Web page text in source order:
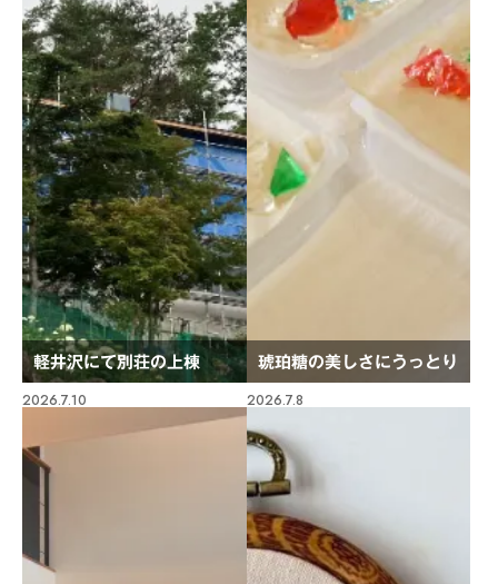
軽井沢にて別荘の上棟 琥珀糖の美しさにうっとり
2026.7.10 2026.7.8